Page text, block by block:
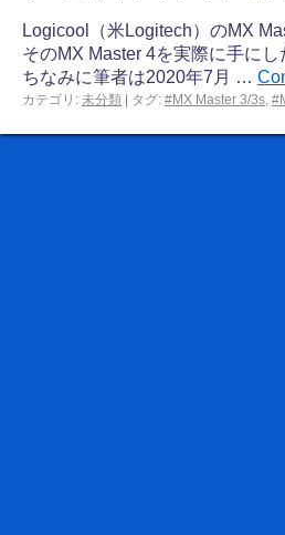
Logicool（米Logitech）のMX
そのMX Master 4を実際に手に
ちなみに筆者は2020年7月 …
カテゴリ: 未分類 タグ: #MX Master 3/3s,